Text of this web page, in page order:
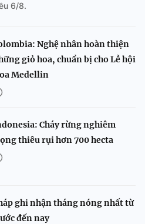
6/8.
Nghệ nhân hoàn thiện
giỏ hoa, chuẩn bị cho Lễ hội
Medellin
Cháy rừng nghiêm
thiêu rụi hơn 700 hecta
ghi nhận tháng nóng nhất từ
đến nay